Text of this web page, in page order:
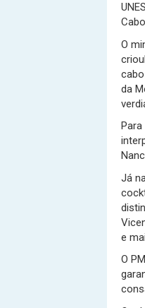
O
da
Para
Já
e
O